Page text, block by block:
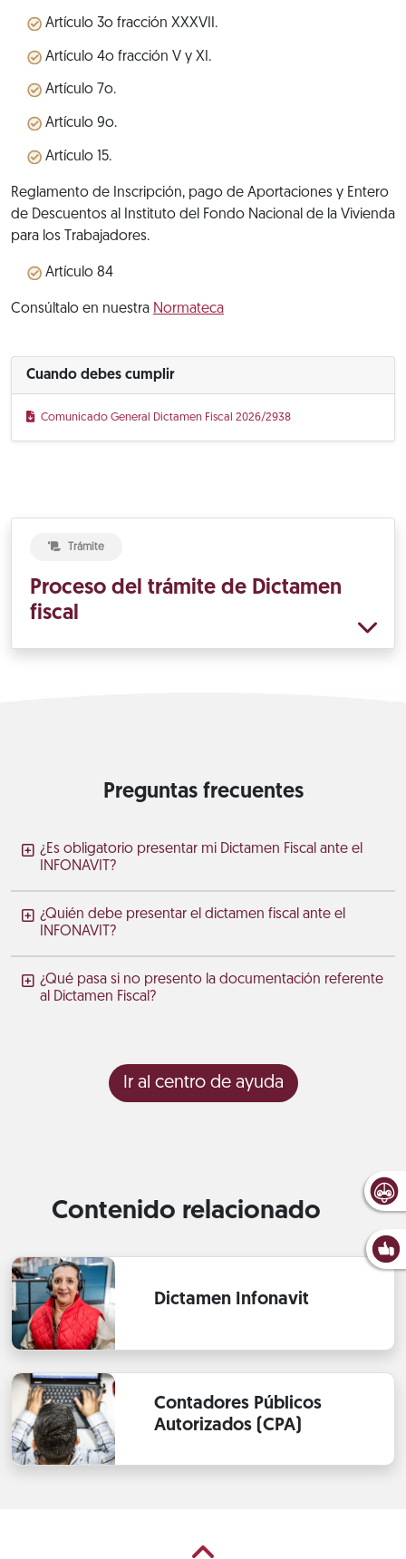
Artículo 3o fracción XXXVII.
Artículo 4o fracción V y XI.
Artículo 7o.
Artículo 9o.
Artículo 15.
Reglamento de Inscripción, pago de Aportaciones y Entero
de Descuentos al Instituto del Fondo Nacional de la Vivienda
para los Trabajadores.
Artículo 84
Consúltalo en nuestra Normateca
Cuando debes cumplir
Comunicado General Dictamen Fiscal 2026/2938
Trámite
Proceso del trámite de Dictamen
fiscal
Preguntas frecuentes
¿Es obligatorio presentar mi Dictamen Fiscal ante el
INFONAVIT?
¿Quién debe presentar el dictamen fiscal ante el
INFONAVIT?
¿Qué pasa si no presento la documentación referente
al Dictamen Fiscal?
Ir al centro de ayuda
Contenido relacionado
Dictamen Infonavit
Contadores Públicos
Autorizados (CPA)